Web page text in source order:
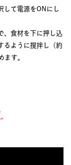
して電源をONにし
、食材を下に押し込
るように撹拌し（約
ます。